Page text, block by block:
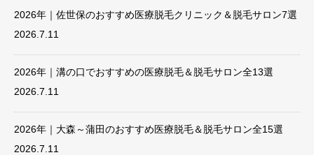
2026年｜佐世保のおすすめ医療脱毛クリニック＆脱毛サロン7選
2026.7.11
2026年｜溝の口でおすすめの医療脱毛＆脱毛サロン全13選
2026.7.11
2026年｜大森～蒲田のおすすめ医療脱毛＆脱毛サロン全15選
2026.7.11